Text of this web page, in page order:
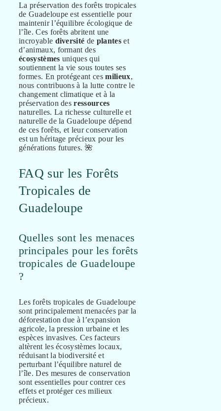
La préservation des forêts tropicales
de Guadeloupe est essentielle pour
maintenir l’équilibre écologique de
l’île. Ces forêts abritent une
incroyable diversité de planteset
d’animaux, formant des
écosystèmes uniques qui
soutiennent la vie sous toutes ses
formes. En protégeant cesmilieux,
nous contribuons à la lutte contre le
changement climatique et à la
préservation desressources
naturelles. La richesse culturelle et
naturelle de la Guadeloupe dépend
de ces forêts, et leur conservation
est un héritage précieux pour les
générations futures. 🌺
FAQ sur les Forêts
Tropicales de
Guadeloupe
Quelles sont les menaces
principales pour les forêts
tropicales de Guadeloupe
?
Les forêts tropicales de Guadeloupe
sont principalement menacées par la
déforestation due à l’expansion
agricole, la pression urbaine et les
espèces invasives. Ces facteurs
altèrent les écosystèmes locaux,
réduisant la biodiversité et
perturbant l’équilibre naturel de
l’île. Des mesures de conservation
sont essentielles pour contrer ces
effets et protéger ces milieux
précieux.